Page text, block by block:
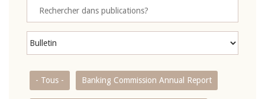
- Tous - Banking Commission Annual Report